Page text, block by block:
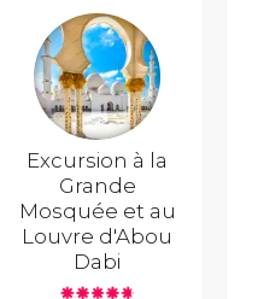
Excursion à la
Grande
Mosquée et au
Louvre d'Abou
Dabi